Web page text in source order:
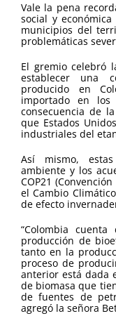
Vale la pena
social y
municipios del
problemáticas
El gremio celebró
establecer una
producido en
importado en los
consecuencia de
que Estados
industriales del
Así mismo,
ambiente y los
COP21
el Cambio
de efecto
“Colombia
producción de
tanto en la
proceso de
anterior está dada
de biomasa que
de fuentes de
agregó la señora